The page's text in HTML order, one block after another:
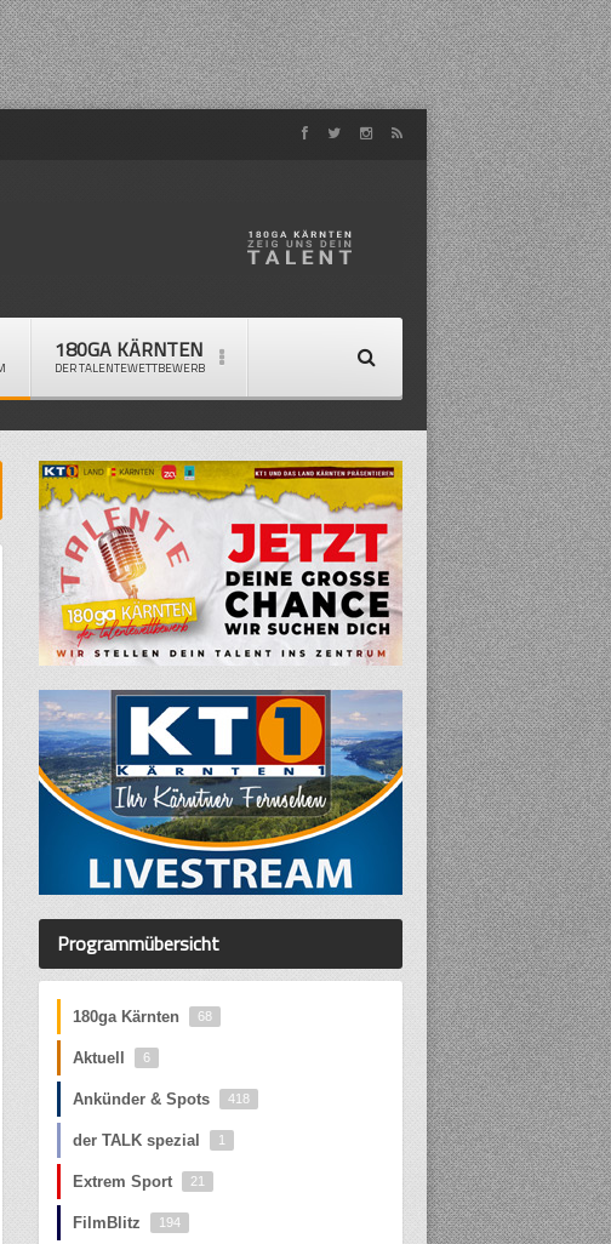
180GA KÄRNTEN
DER TALENTEWETTBEWERB
Programmübersicht
180ga Kärnten 68
Aktuell 6
Ankünder & Spots 418
der TALK spezial 1
Extrem Sport 21
FilmBlitz 194